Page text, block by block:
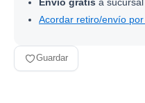
Acordar retiro/envío
Guardar